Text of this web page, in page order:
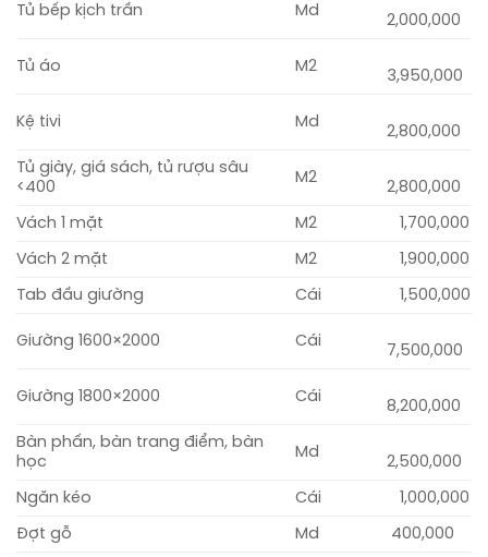
Tủ bếp kịch trần Md
2,000,000
Tủ áo M2
3,950,000
Kệ tivi Md
2,800,000
Tủ giày, giá sách, tủ rượu sâu
<400
M2
2,800,000
Vách 1 mặt M2 1,700,000
Vách 2 mặt M2 1,900,000
Tab đầu giường Cái 1,500,000
Giường 1600×2000 Cái
7,500,000
Giường 1800×2000 Cái
8,200,000
Bàn phấn, bàn trang điểm, bàn
học
Md
2,500,000
Ngăn kéo Cái 1,000,000
Đợt gỗ Md 400,000